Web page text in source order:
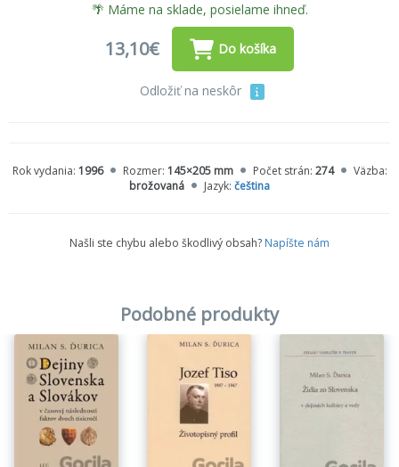
🌴 Máme na sklade, posielame ihneď.
13,10€ Do košíka
Odložiť na neskôr
Rok vydania: 1996 Rozmer: 145×205 mm Počet strán: 274
Väzba:
brožovaná
Jazyk: čeština
Našli ste chybu alebo škodlivý obsah? Napíšte nám
Podobné produkty